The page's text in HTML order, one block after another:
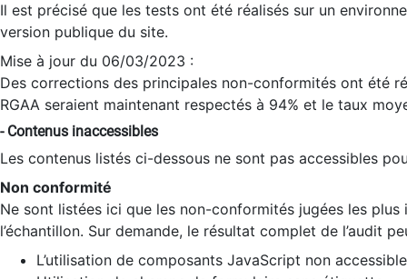
Il est précisé que les tests ont été réalisés sur un
version publique du site.
Mise à jour du 06/03/2023 :
Des corrections des principales non-conformités ont été
RGAA seraient maintenant respectés à 94% et le taux
- Contenus inaccessibles
Les contenus listés ci-dessous ne sont pas accessibles
Non conformité
Ne sont listées ici que les non-conformités jugées les
l’échantillon. Sur demande, le résultat complet de l’audit
L’utilisation de composants JavaScript non